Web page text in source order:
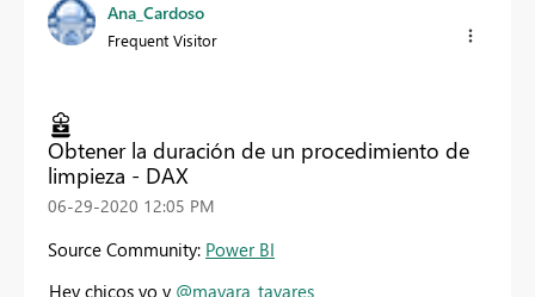
Ana_Cardoso
Frequent Visitor
Obtener la duración de un procedimiento de
limpieza - DAX
‎06-29-2020 12:05 PM
Source Community: Power BI
Hey chicos yo y @mayara_tavares